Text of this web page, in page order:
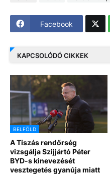
Facebook
KAPCSOLÓDÓ CIKKEK
BELFÖLD
A Tiszás rendőrség
vizsgálja Szijjártó Péter
BYD-s kinevezését
vesztegetés gyanúja miatt